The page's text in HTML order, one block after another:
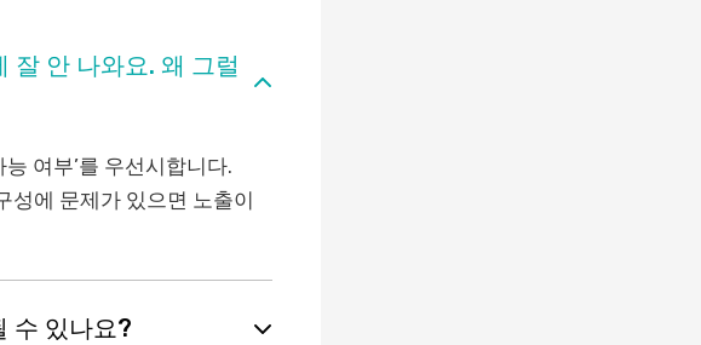
잘 안 나와요. 왜 그럴
여부’를 우선시합니다.
에 문제가 있으면 노출이
수 있나요?